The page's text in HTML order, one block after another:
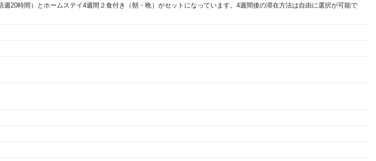
20時間）とホームステイ4週間２食付き（朝・晩）がセットになっています。4週間後の滞在方法は自由に選択が可能で